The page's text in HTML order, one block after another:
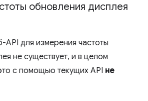
обновления дисплея
API для измерения частоты
не существует, и в целом
с помощью текущих API не